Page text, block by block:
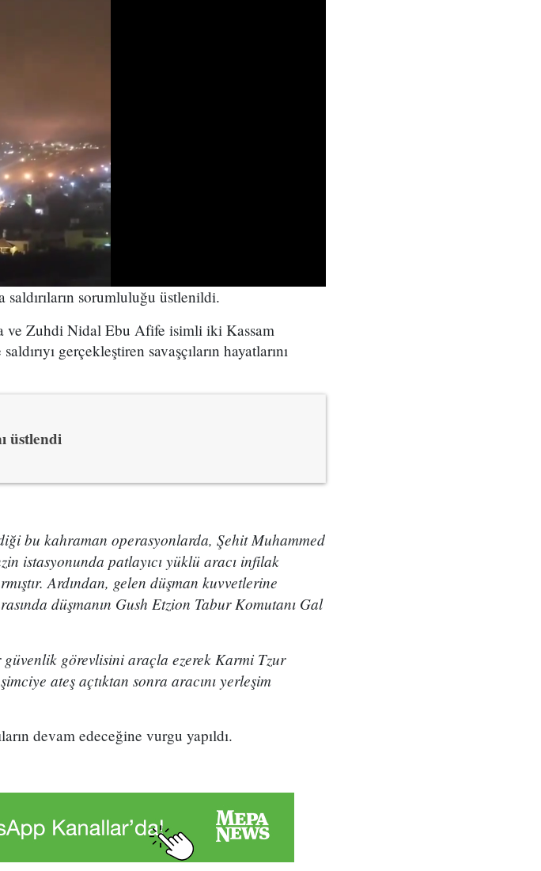
saldırıların sorumluluğu üstlenildi.
ve Zuhdi Nidal Ebu Afife isimli iki Kassam
gerçekleştiren savaşçıların hayatlarını
üstlendi
bu kahraman operasyonlarda, Şehit Muhammed
istasyonunda patlayıcı yüklü aracı infilak
Ardından, gelen düşman kuvvetlerine
düşmanın Gush Etzion Tabur Komutanı Gal
görevlisini araçla ezerek Karmi Tzur
ateş açtıktan sonra aracını yerleşim
devam edeceğine vurgu yapıldı.